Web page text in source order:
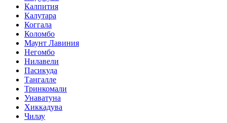
Калпития
Калутара
Коггала
Коломбо
Маунт Лавиния
Негомбо
Нилавели
Пасикуда
Тангалле
Тринкомали
Унаватуна
Хиккадува
Чилау